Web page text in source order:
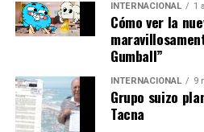
Por su parte, María Gómez,
ambientales, señala que la
clave. “Los países
juntos y con la comunidad
recursos y tecnologías que
del cambio climático”, dice
INTERNACIONAL 1
Cómo ver la
Gumball”
INTERNACIONAL 9
Grupo suizo
Tacna